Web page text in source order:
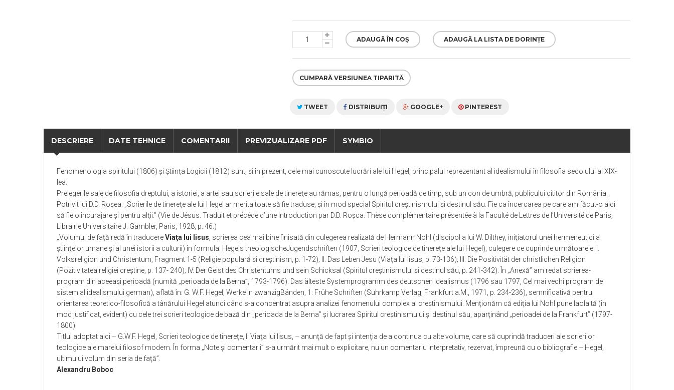
ADAUGĂ ÎN COȘ ADAUGĂ LA LISTA DE DORINȚE
CUMPARĂ VERSIUNEA TIPARITĂ
TWEET DISTRIBUIŢI GOOGLE+ PINTEREST
DESCRIERE DATE TEHNICE COMENTARII PREVIZUALIZARE PDF SYMBIO
Fenomenologia spiritului (1806) şi Ştiinţa Logicii (1812) sunt, și în prezent, cele mai cunoscute lucrări ale lui Hegel, principalul reprezentant al idealismului în filosofia secolului al XIX-
lea.
Prelegerile sale de filosofia dreptului, a istoriei, a artei sau scrierile sale de tinereţe au rămas, pentru o lungă perioadă de timp, sub un con de umbră, publicului cititor din România.
Potrivit lui D.D. Roşea: „Scrierile de tinereţe ale lui Hegel ar merita toate să fie traduse, şi în mod special Spiritul creştinismului şi destinul său. Fie ca încercarea pe care am făcut-o aici
să fie o încurajare şi pentru alţii.” (Vie de Jésus. Traduit et précéde d’une Introduction par D.D. Roşca. Thèse complémentaire présentée à la Faculté de Lettres de l’Université de Paris,
Librairie Universitaire J. Gambler, Paris, 1928, p. 46.)
„Volumul de faţă redă în traducereViaţa lui Iisus , scrierea cea mai bine finisată din culegerea realizată de Hermann Nohl (discipol a lui W. Dilthey, iniţiatorul unei hermeneutici a
ştiinţelor umane şi al unei istorii a culturii) în formula: Hegels theologischeJugendschriften (1907, Scrieri teologice de tinereţe ale lui Hegel), culegere ce cuprinde următoarele: I.
Volksreligion und Christentum, Fragment 1-5 (Religie populară şi creştinism, p. 1-72); II. Das Leben Jesu (Viaţa lui Iisus, p. 73-136); III. Die Positivität der christlichen Religion
(Pozitivitatea religiei creştine, p. 137- 240); IV. Der Geist des Christentums und sein Schicksal (Spiritul creştinismului şi destinul său, p. 241-342). În „Anexă” am redat scrierea-
program din aceeaşi perioadă (numită „perioada de la Berna”, 1793-1796): Das älteste Systemprogramm des deutschen Idealismus (1796 sau 1797, Cel mai vechi program de
sistem al idealismului german), aflată în: G. W.F. Hegel, Werke in zwanzigBänden, 1: Frühe Schriften (Suhrkamp Verlag, Frankfurt a.M., 1971, p. 234-236), semnificativă pentru
orientarea teoretico-filosofîcă a tânărului Hegel atunci când s-a concentrat asupra analizei fenomenului complex al creştinismului. Menţionăm că ediţia lui Nohl pune laolaltă (în
mod justificat, evident) cu cele trei scrieri teologice de bază din „perioada de la Berna” şi lucrarea Spiritul creştinismului şi destinul său, aparţinând „perioadei de la Frankfurt” (1797-
1800).
Titlul adoptat aici – G.W.F. Hegel, Scrieri teologice de tinereţe, I: Viaţa lui Iisus, – anunţă de fapt şi intenţia de a continua cu alte volume, care să cuprindă traduceri ale scrierilor
teologice ale marelui filosof modern. În forma „Note şi comentarii” s-a urmărit mai mult o explicitare, nu un comentariu interpretativ, rezervat, împreună cu o bibliografie – Hegel,
ultimului volum din seria de faţă”.
Alexandru Boboc